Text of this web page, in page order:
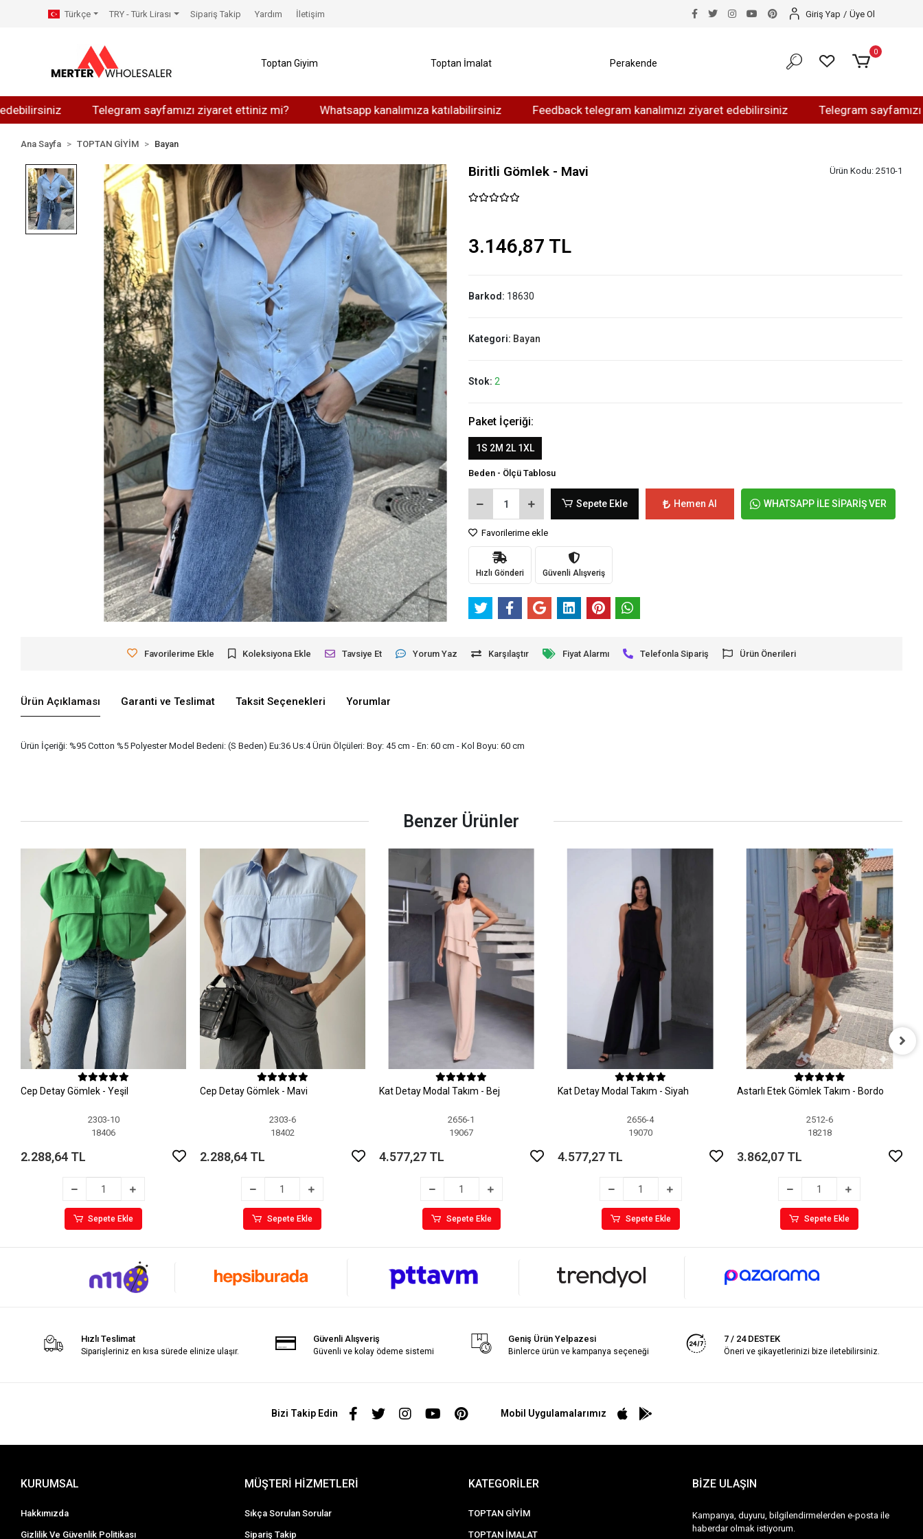
Telegram sayfamızı ziyaret ettiniz mi? Whatsapp kanalımıza katılabilirsiniz Feedback telegram kanalımızı ziyaret edebilirsiniz Telegram sayfamızı
Türkçe TRY - Türk Lirası Sipariş Takip Yardım İletişim Giriş Yap / Üye Ol
Toptan Giyim Toptan İmalat Perakende
0
Ana Sayfa TOPTAN GİYİM Bayan
Biritli Gömlek - Mavi Ürün Kodu: 2510-1
3.146,87 TL
Barkod: 18630
Kategori: Bayan
Stok: 2
Paket İçeriği:
1S 2M 2L 1XL
Beden - Ölçü Tablosu
Sepete Ekle Hemen Al WHATSAPP İLE SİPARİŞ VER
Favorilerime ekle
Hızlı Gönderi Güvenli Alışveriş
Favorilerime Ekle Koleksiyona Ekle Tavsiye Et Yorum Yaz Karşılaştır Fiyat Alarmı Telefonla Sipariş Ürün Önerileri
Ürün Açıklaması Garanti ve Teslimat Taksit Seçenekleri Yorumlar
Ürün İçeriği: %95 Cotton %5 Polyester Model Bedeni: (S Beden) Eu:36 Us:4 Ürün Ölçüleri: Boy: 45 cm - En: 60 cm - Kol Boyu: 60 cm
Benzer Ürünler
Cep Detay Gömlek - Yeşil
2303-10
18406
2.288,64 TL
Sepete Ekle
Cep Detay Gömlek - Mavi
2303-6
18402
2.288,64 TL
Sepete Ekle
Kat Detay Modal Takım - Bej
2656-1
19067
4.577,27 TL
Sepete Ekle
Kat Detay Modal Takım - Siyah
2656-4
19070
4.577,27 TL
Sepete Ekle
Astarlı Etek Gömlek Takım - Bordo
2512-6
18218
3.862,07 TL
Sepete Ekle
Hızlı Teslimat
Siparişleriniz en kısa sürede elinize ulaşır.
Güvenli Alışveriş
Güvenli ve kolay ödeme sistemi
Geniş Ürün Yelpazesi
Binlerce ürün ve kampanya seçeneği
7 / 24 DESTEK
Öneri ve şikayetlerinizi bize iletebilirsiniz.
Bizi Takip Edin Mobil Uygulamalarımız
KURUMSAL
Hakkımızda
Gizlilik Ve Güvenlik Politikası
MÜŞTERİ HİZMETLERİ
Sıkça Sorulan Sorular
Sipariş Takip
KATEGORİLER
TOPTAN GİYİM
TOPTAN İMALAT
BİZE ULAŞIN
Kampanya, duyuru, bilgilendirmelerden e-posta ile
haberdar olmak istiyorum.